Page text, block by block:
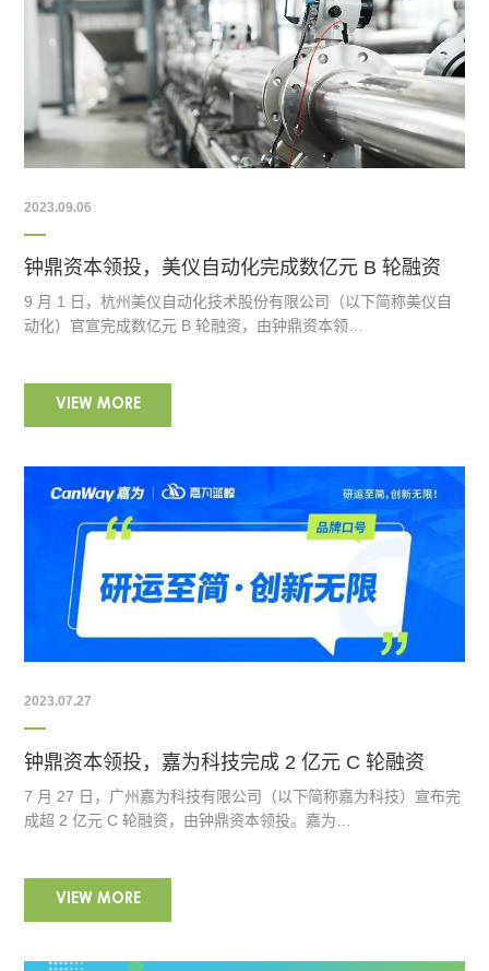
2023.09.06
钟鼎资本领投，美仪自动化完成数亿元 B 轮融资
9 月 1 日，杭州美仪自动化技术股份有限公司（以下简称美仪自
动化）官宣完成数亿元 B 轮融资，由钟鼎资本领…
VIEW MORE
2023.07.27
钟鼎资本领投，嘉为科技完成 2 亿元 C 轮融资
7 月 27 日，广州嘉为科技有限公司（以下简称嘉为科技）宣布完
成超 2 亿元 C 轮融资，由钟鼎资本领投。嘉为…
VIEW MORE